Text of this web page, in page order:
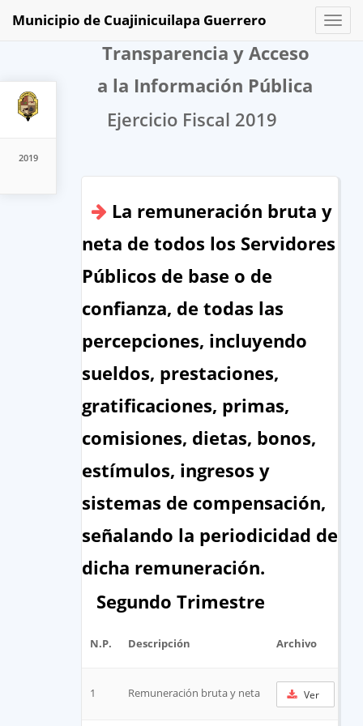
2019
Toggle
Municipio de Cuajinicuilapa Guerrero
Transparencia y Acceso
a la Información Pública
Ejercicio Fiscal 2019
La remuneración bruta y
neta de todos los Servidores
Públicos de base o de
confianza, de todas las
percepciones, incluyendo
sueldos, prestaciones,
gratificaciones, primas,
comisiones, dietas, bonos,
estímulos, ingresos y
sistemas de compensación,
señalando la periodicidad de
dicha remuneración.
Segundo Trimestre
N.P. Descripción Archivo
1 Remuneración bruta y neta Ver